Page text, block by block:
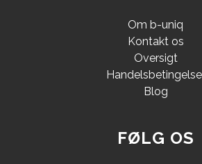
Om b-uniq
Kontakt os
Oversigt
Blog
FØLG OS